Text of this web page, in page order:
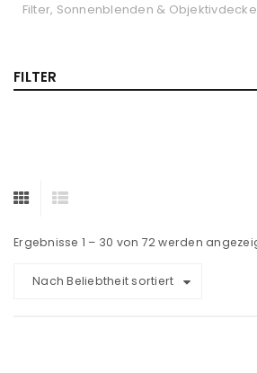
Filter, Sonnenblenden &
FILTER
Ergebnisse 1 – 30 von 72 werden
Nach Beliebtheit sortiert